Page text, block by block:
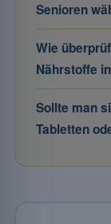
Senioren
Wie
Nährstoffe
Sollte man
Tabletten